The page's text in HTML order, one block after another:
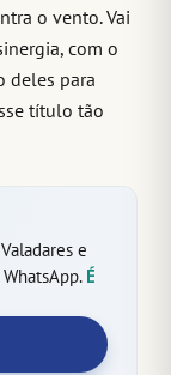
o vento. Vai
com o
deles para
título tão
e
É